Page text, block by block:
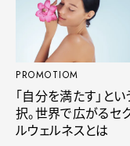
PROMOTIOM
「自分を満たす」と
択。世界で広がるセ
ルウェルネスとは